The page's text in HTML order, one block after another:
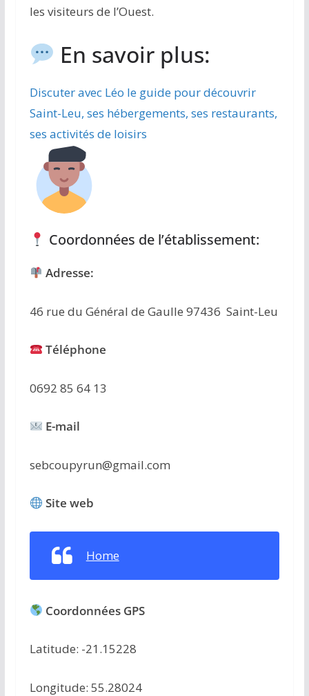
les visiteurs de l’Ouest.
En savoir plus:
Discuter avec Léo le guide pour découvrir
Saint-Leu, ses hébergements, ses restaurants,
ses activités de loisirs
Coordonnées de l’établissement:
Adresse:
46 rue du Général de Gaulle 97436 Saint-Leu
Téléphone
0692 85 64 13
E-mail
sebcoupyrun@gmail.com
Site web
Home
Coordonnées GPS
Latitude: -21.15228
Longitude: 55.28024